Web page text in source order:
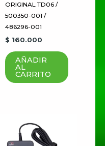
ORIGINAL TD06 /
500350-001 /
486296-001
$ 160.000
AÑADIR
AL
CARRITO